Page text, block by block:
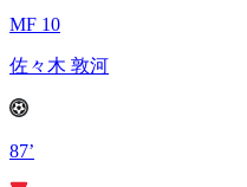
MF 10
佐々木 敦河
87’